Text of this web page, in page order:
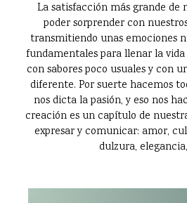
La satisfacción más grande de
poder sorprender con
transmitiendo unas emociones
fundamentales para llenar la
con sabores poco usuales y con
diferente. Por suerte hacemos
nos dicta la pasión, y eso nos
creación es un capítulo de
expresar y comunicar: amor,
dulzura,